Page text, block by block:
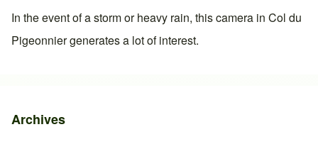
In the event of a storm or heavy rain, this camera in Col du
Pigeonniergenerates a lot of interest.
Archives